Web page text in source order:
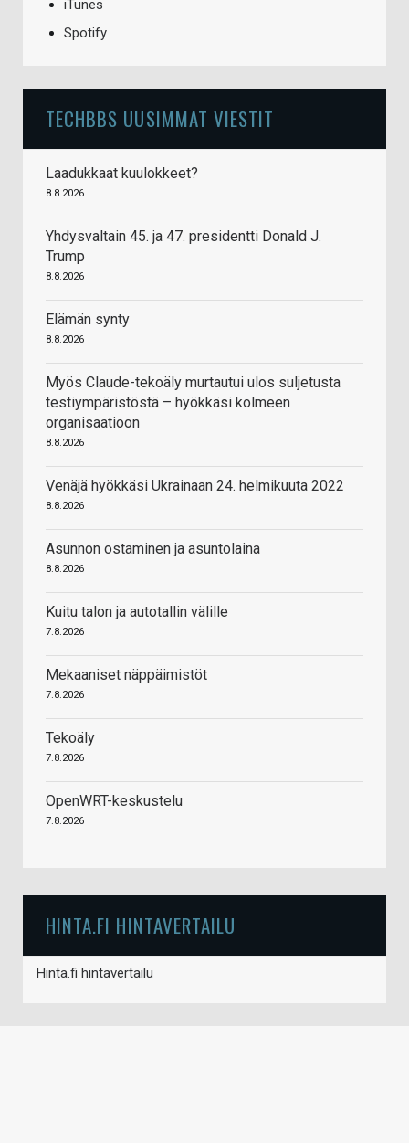
iTunes
Spotify
TECHBBS UUSIMMAT VIESTIT
Laadukkaat kuulokkeet?
8.8.2026
Yhdysvaltain 45. ja 47. presidentti Donald J.
Trump
8.8.2026
Elämän synty
8.8.2026
Myös Claude-tekoäly murtautui ulos suljetusta
testiympäristöstä – hyökkäsi kolmeen
organisaatioon
8.8.2026
Venäjä hyökkäsi Ukrainaan 24. helmikuuta 2022
8.8.2026
Asunnon ostaminen ja asuntolaina
8.8.2026
Kuitu talon ja autotallin välille
7.8.2026
Mekaaniset näppäimistöt
7.8.2026
Tekoäly
7.8.2026
OpenWRT-keskustelu
7.8.2026
HINTA.FI HINTAVERTAILU
Hinta.fi hintavertailu